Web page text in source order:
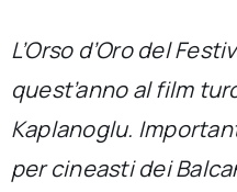
Sezioni
Chi siamo
L’Orso d’Oro del
quest’anno al film
Kaplanoglu.
per cineasti dei